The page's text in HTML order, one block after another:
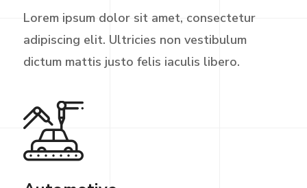
Lorem ipsum dolor sit amet, consectetur
adipiscing elit. Ultricies non vestibulum
dictum mattis justo felis iaculis libero.